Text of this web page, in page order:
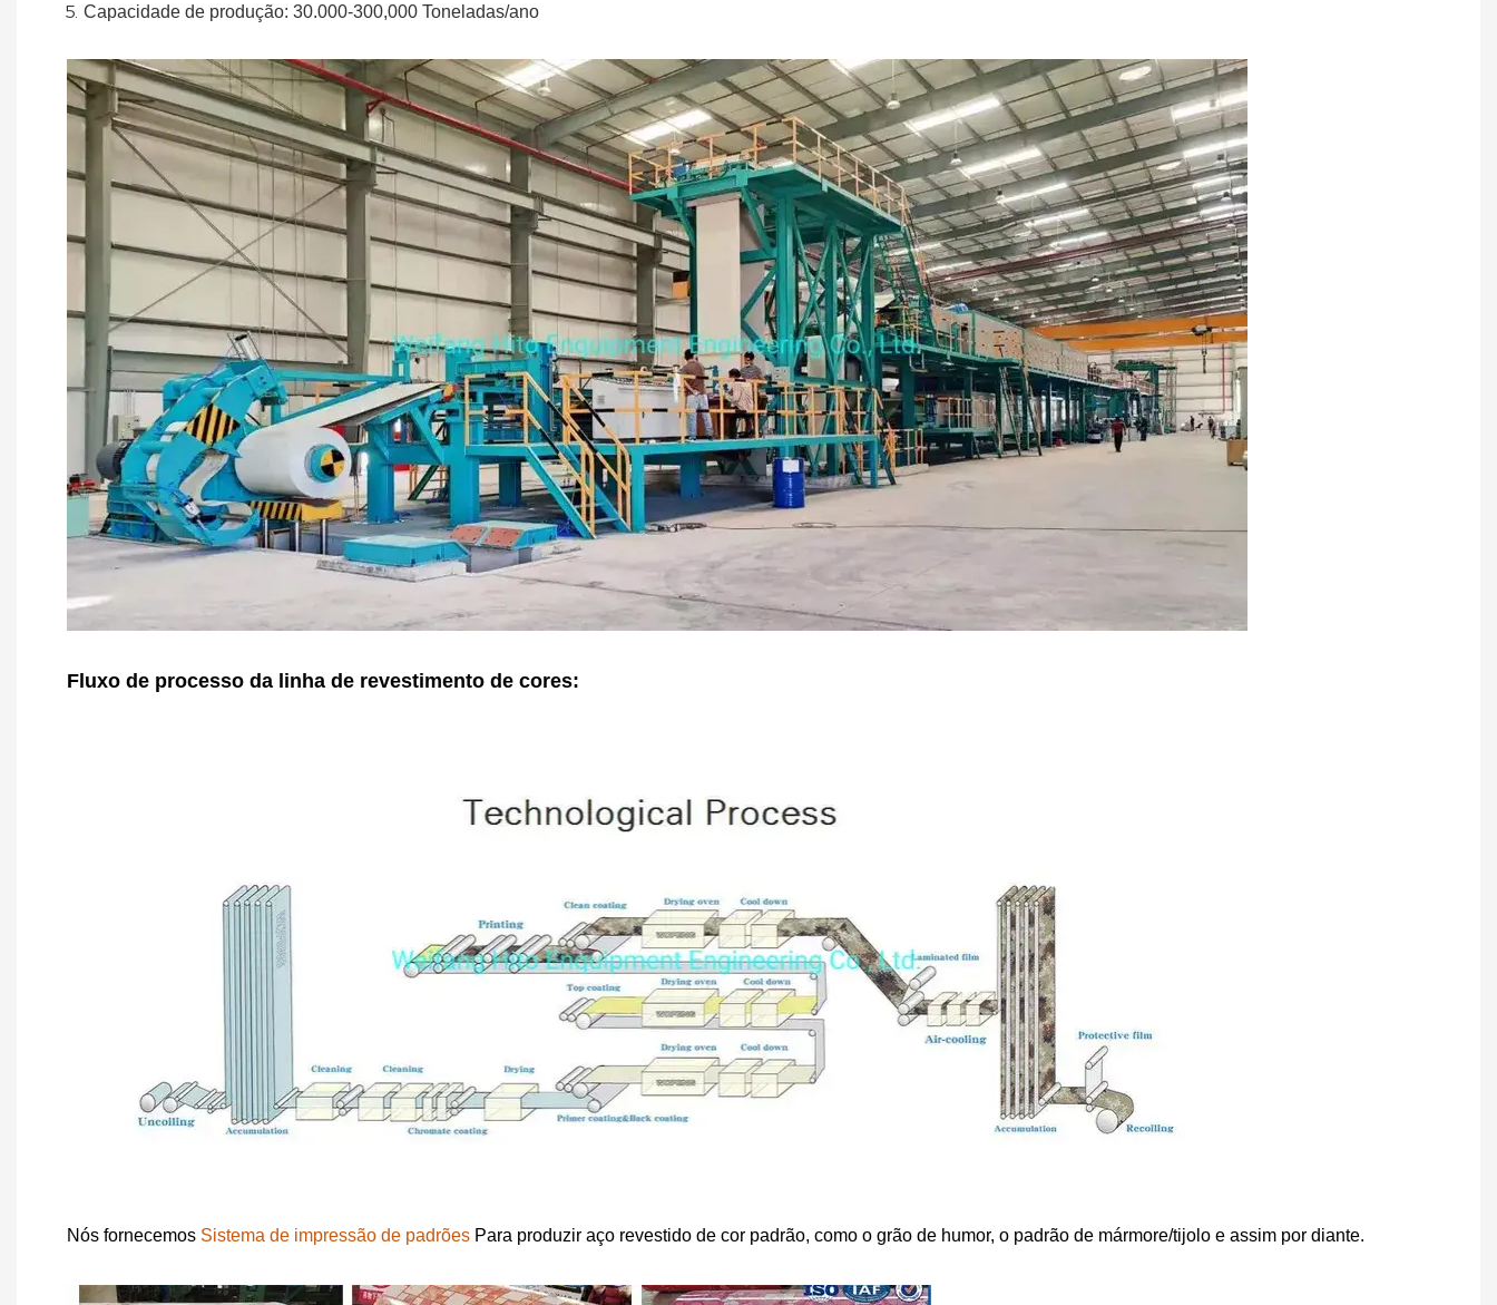
Capacidade de produção: 30.000-300,000 Toneladas/ano
Fluxo de processo da linha de revestimento de cores:
Nós fornecemos Sistema de impressão de padrões Para produzir aço revestido de cor padrão, como o grão de humor, o padrão de mármore/tijolo e assim por diante.